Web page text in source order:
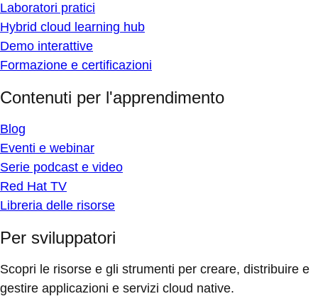
Laboratori pratici
Hybrid cloud learning hub
Demo interattive
Formazione e certificazioni
Contenuti per l'apprendimento
Blog
Eventi e webinar
Serie podcast e video
Red Hat TV
Libreria delle risorse
Per sviluppatori
Scopri le risorse e gli strumenti per creare, distribuire e
gestire applicazioni e servizi cloud native.